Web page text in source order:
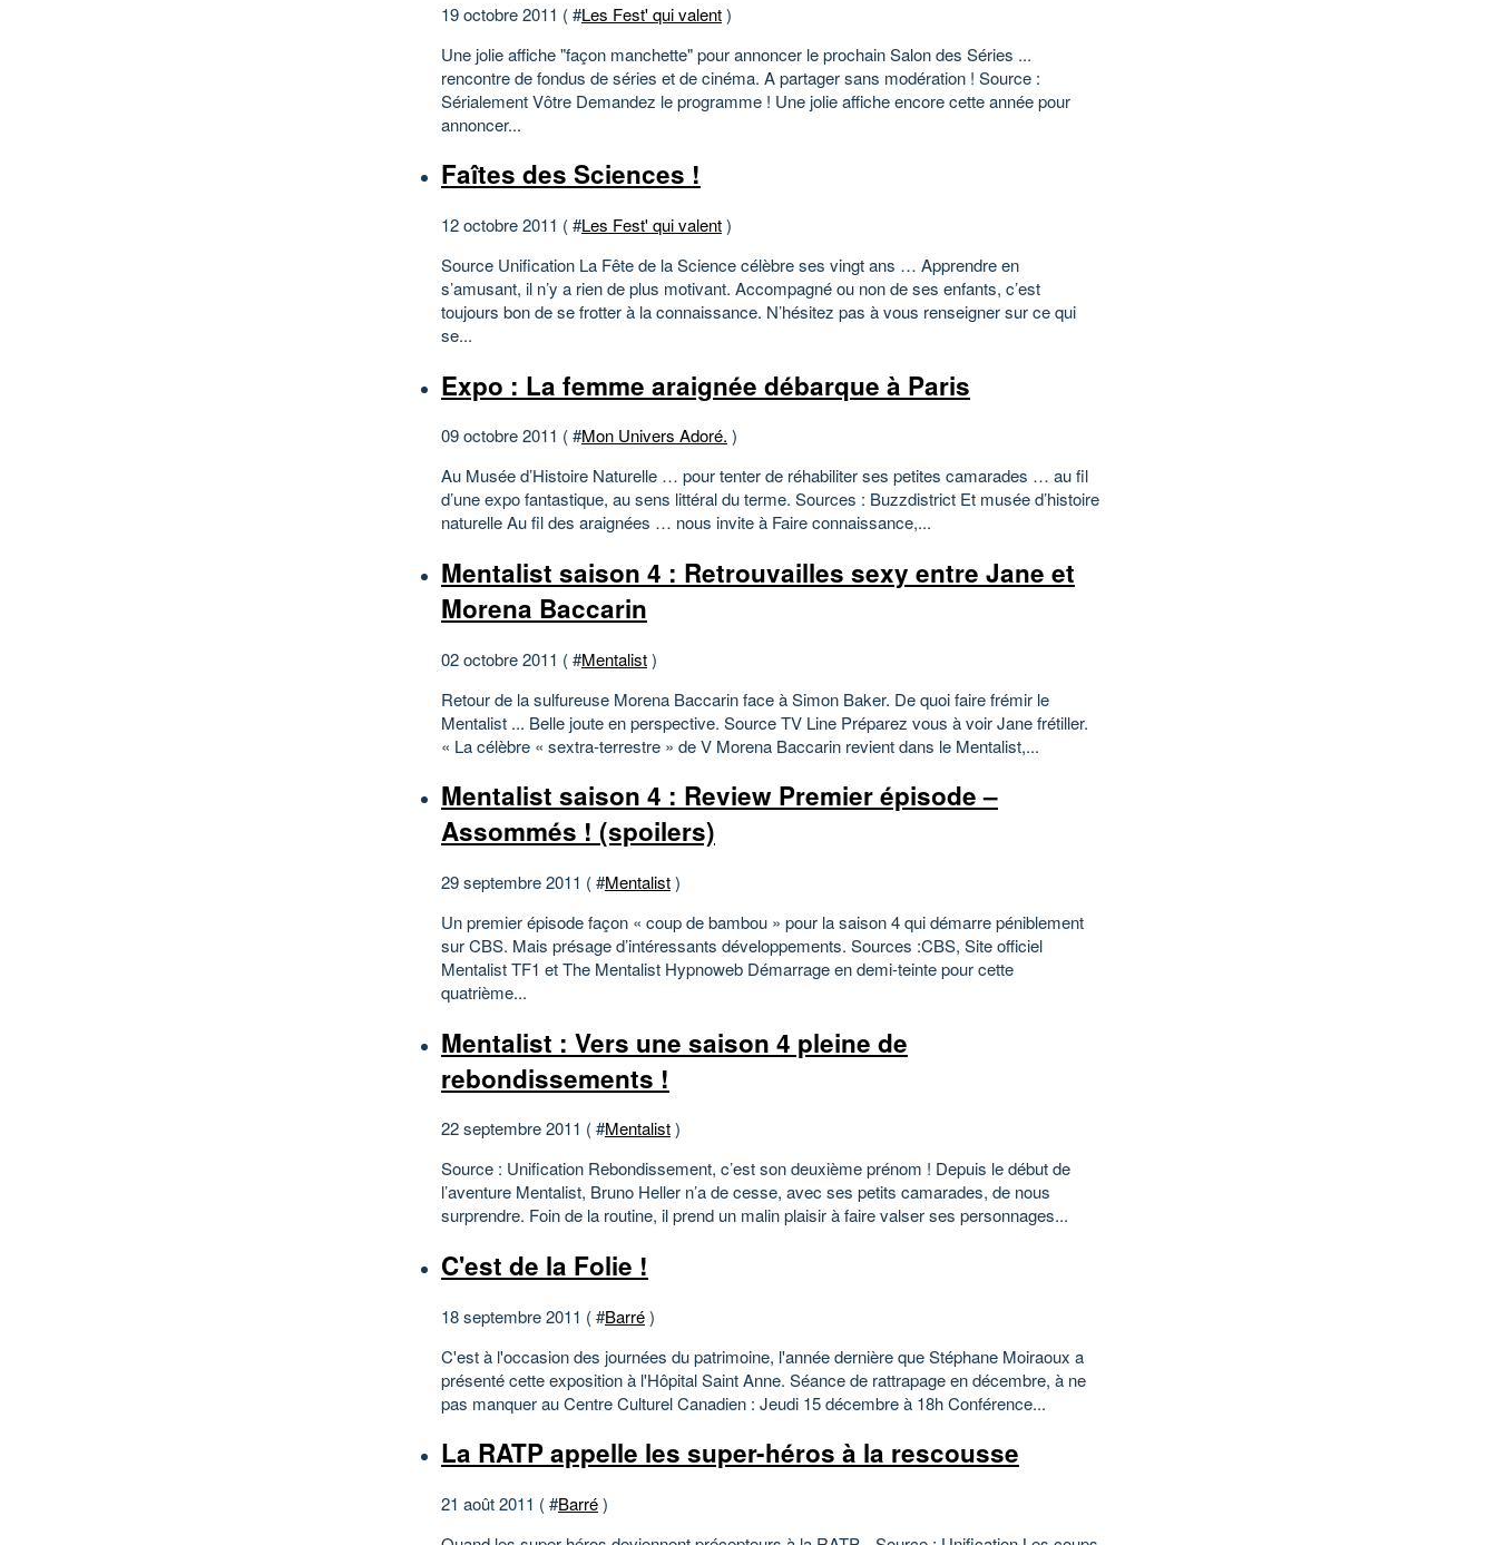
19 octobre 2011 ( #Les Fest' qui valent)
Une jolie affiche "façon manchette" pour annoncer le prochain Salon des Séries ...
rencontre de fondus de séries et de cinéma. A partager sans modération ! Source :
Sérialement Vôtre Demandez le programme ! Une jolie affiche encore cette année pour
annoncer...
Faîtes des Sciences !
12 octobre 2011 ( #Les Fest' qui valent)
Source Unification La Fête de la Science célèbre ses vingt ans … Apprendre en
s’amusant, il n’y a rien de plus motivant. Accompagné ou non de ses enfants, c’est
toujours bon de se frotter à la connaissance. N’hésitez pas à vous renseigner sur ce qui
se...
Expo : La femme araignée débarque à Paris
09 octobre 2011 ( #Mon Univers Adoré. )
Au Musée d’Histoire Naturelle … pour tenter de réhabiliter ses petites camarades … au fil
d’une expo fantastique, au sens littéral du terme. Sources : Buzzdistrict Et musée d’histoire
naturelle Au fil des araignées … nous invite à Faire connaissance,...
Mentalist saison 4 : Retrouvailles sexy entre Jane et
Morena Baccarin
02 octobre 2011 ( #Mentalist)
Retour de la sulfureuse Morena Baccarin face à Simon Baker. De quoi faire frémir le
Mentalist ... Belle joute en perspective. Source TV Line Préparez vous à voir Jane frétiller.
« La célèbre « sextra-terrestre » de V Morena Baccarin revient dans le Mentalist,...
Mentalist saison 4 : Review Premier épisode –
Assommés ! (spoilers)
29 septembre 2011 ( #Mentalist)
Un premier épisode façon « coup de bambou » pour la saison 4 qui démarre péniblement
sur CBS. Mais présage d’intéressants développements. Sources :CBS, Site officiel
Mentalist TF1 et The Mentalist Hypnoweb Démarrage en demi-teinte pour cette
quatrième...
Mentalist : Vers une saison 4 pleine de
rebondissements !
22 septembre 2011 ( #Mentalist)
Source : Unification Rebondissement, c’est son deuxième prénom ! Depuis le début de
l’aventure Mentalist, Bruno Heller n’a de cesse, avec ses petits camarades, de nous
surprendre. Foin de la routine, il prend un malin plaisir à faire valser ses personnages...
C'est de la Folie !
18 septembre 2011 ( #Barré)
C'est à l'occasion des journées du patrimoine, l'année dernière que Stéphane Moiraoux a
présenté cette exposition à l'Hôpital Saint Anne. Séance de rattrapage en décembre, à ne
pas manquer au Centre Culturel Canadien : Jeudi 15 décembre à 18h Conférence...
La RATP appelle les super-héros à la rescousse
21 août 2011 ( #Barré)